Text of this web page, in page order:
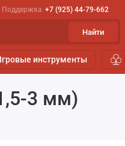
Поддержка +7 (925) 44-79-662
Найти
инструменты
3 мм)